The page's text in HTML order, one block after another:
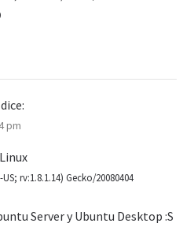
dice:
pm
rv:1.8.1.14) Gecko/20080404
Server y Ubuntu Desktop :S